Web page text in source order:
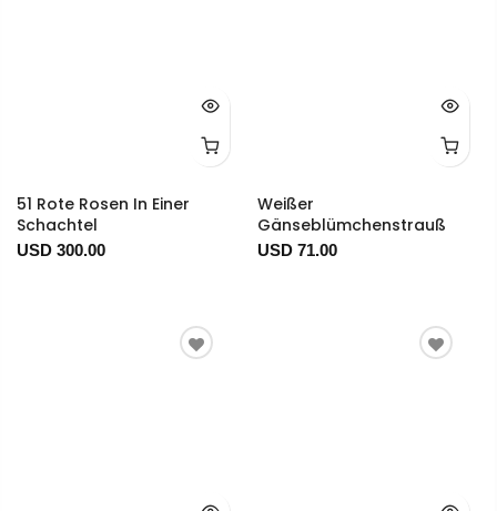
51 Rote Rosen In Einer
Schachtel
USD 300.00
Weißer
Gänseblümchenstrauß
USD 71.00